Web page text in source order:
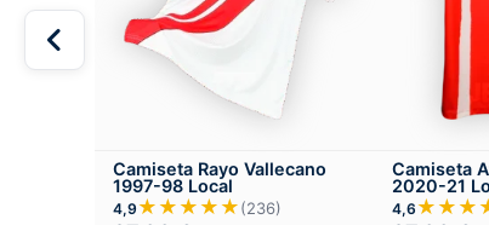
Camiseta Rayo Vallecano
1997-98 Local
4,9 ★★★★★(236)
Camiseta
2020-21
4,6